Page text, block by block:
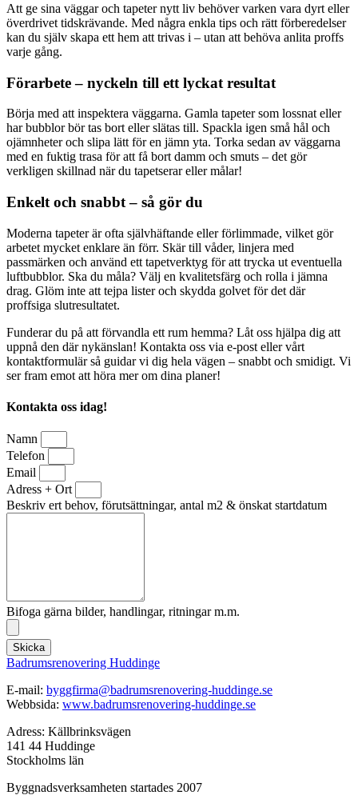
Att ge sina väggar och tapeter nytt liv behöver varken vara dyrt eller
överdrivet tidskrävande. Med några enkla tips och rätt förberedelser
kan du själv skapa ett hem att trivas i – utan att behöva anlita proffs
varje gång.
Förarbete – nyckeln till ett lyckat resultat
Börja med att inspektera väggarna. Gamla tapeter som lossnat eller
har bubblor bör tas bort eller slätas till. Spackla igen små hål och
ojämnheter och slipa lätt för en jämn yta. Torka sedan av väggarna
med en fuktig trasa för att få bort damm och smuts – det gör
verkligen skillnad när du tapetserar eller målar!
Enkelt och snabbt – så gör du
Moderna tapeter är ofta självhäftande eller förlimmade, vilket gör
arbetet mycket enklare än förr. Skär till våder, linjera med
passmärken och använd ett tapetverktyg för att trycka ut eventuella
luftbubblor. Ska du måla? Välj en kvalitetsfärg och rolla i jämna
drag. Glöm inte att tejpa lister och skydda golvet för det där
proffsiga slutresultatet.
Funderar du på att förvandla ett rum hemma? Låt oss hjälpa dig att
uppnå den där nykänslan! Kontakta oss via e-post eller vårt
kontaktformulär så guidar vi dig hela vägen – snabbt och smidigt. Vi
ser fram emot att höra mer om dina planer!
Kontakta oss idag!
Namn
Telefon
Email
Adress + Ort
Beskriv ert behov, förutsättningar, antal m2 & önskat startdatum
Bifoga gärna bilder, handlingar, ritningar m.m.
Skicka
Badrumsrenovering Huddinge
E-mail: byggfirma@badrumsrenovering-huddinge.se
Webbsida: www.badrumsrenovering-huddinge.se
Adress: Källbrinksvägen
141 44 Huddinge
Stockholms län
Byggnadsverksamheten startades 2007